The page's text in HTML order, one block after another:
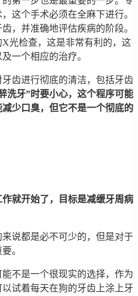
这个手术必须在全麻下进行。
，并准确地评估疾病的阶段。
光检查，这是非常有利的，这
一个相应的治疗。
齿进行彻底的清洁，包括牙齿
洗牙”时要小心，这个程序可能
少口臭，但它不是一个彻底的
就开始了，目标是减缓牙周病
说都是必不可少的，但是对于
。
不是一个很现实的选择，作为
试着每天在狗的牙齿上涂上牙